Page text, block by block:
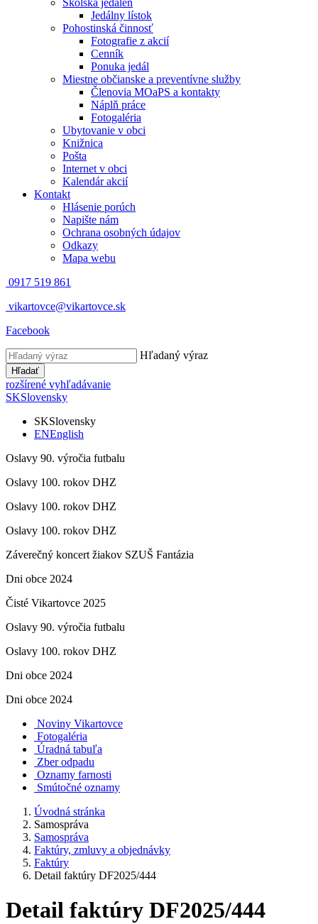
Školská jedáleň
Jedálny lístok
Pohostinská činnosť
Fotografie z akcií
Cenník
Ponuka jedál
Miestne občianske a preventívne služby
Členovia MOaPS a kontakty
Náplň práce
Fotogaléria
Ubytovanie v obci
Knižnica
Pošta
Internet v obci
Kalendár akcií
Kontakt
Hlásenie porúch
Napište nám
Ochrana osobných údajov
Odkazy
Mapa webu
0917 519 861
vikartovce@vikartovce.sk
Facebook
Hľadaný výraz
Hľadať
rozšírené vyhľadávanie
SKSlovensky
SKSlovensky
ENEnglish
Oslavy 90. výročia futbalu
Oslavy 100. rokov DHZ
Oslavy 100. rokov DHZ
Oslavy 100. rokov DHZ
Záverečný koncert žiakov SZUŠ Fantázia
Dni obce 2024
Čisté Vikartovce 2025
Oslavy 90. výročia futbalu
Oslavy 100. rokov DHZ
Dni obce 2024
Dni obce 2024
Noviny Vikartovce
Fotogaléria
Úradná tabuľa
Zber odpadu
Oznamy farnosti
Smútočné oznamy
Úvodná stránka
Samospráva
Samospráva
Faktúry, zmluvy a objednávky
Faktúry
Detail faktúry DF2025/444
Detail faktúry DF2025/444